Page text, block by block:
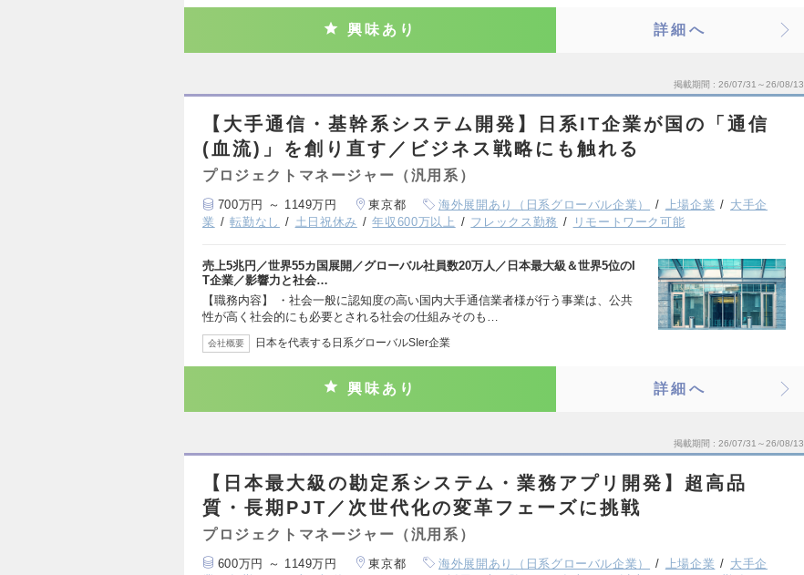
興味あり 詳細へ
掲載期間 26/07/31～26/08/13
【大手通信・基幹系システム開発】日系IT企業が国の「通信
(血流)」を創り直す／ビジネス戦略にも触れる
プロジェクトマネージャー（汎用系）
700万円 ～ 1149万円 東京都 海外展開あり（日系グローバル企業） 上場企業
大手企
業
転勤なし 土日祝休み 年収600万以上 フレックス勤務 リモートワーク可能
売上5兆円／世界55カ国展開／グローバル社員数20万人／日本最大級＆世界5位のI
T企業／影響力と社会…
【職務内容】 ・社会一般に認知度の高い国内大手通信業者様が行う事業は、公共
性が高く社会的にも必要とされる社会の仕組みそのも…
会社概要 日本を代表する日系グローバルSIer企業
興味あり 詳細へ
掲載期間 26/07/31～26/08/13
【日本最大級の勘定系システム・業務アプリ開発】超高品
質・長期PJT／次世代化の変革フェーズに挑戦
プロジェクトマネージャー（汎用系）
600万円 ～ 1149万円 東京都 海外展開あり（日系グローバル企業） 上場企業
大手企